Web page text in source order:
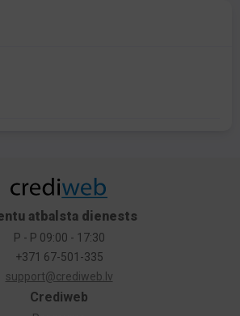
Crediweb
atbalsta dienests
P - P 09:00 - 17:30
+371 67-501-335
support@crediweb.lv